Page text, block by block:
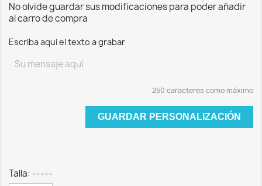
No olvide guardar sus modificaciones para poder añadir
al carro de compra
Escriba aqui el texto a grabar
250 caracteres como máximo
GUARDAR PERSONALIZACIÓN
Talla: -----